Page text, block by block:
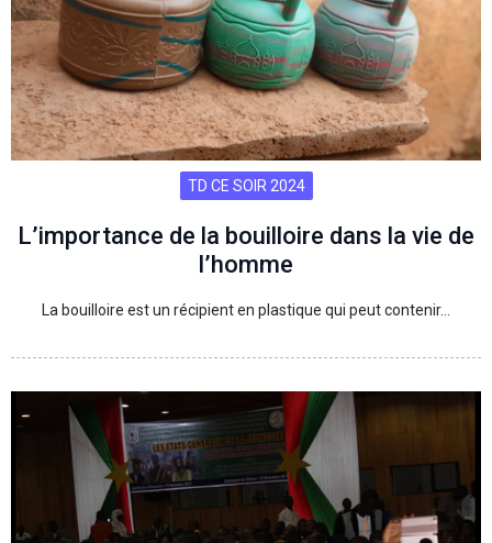
TD CE SOIR 2024
L’importance de la bouilloire dans la vie de
l’homme
La bouilloire est un récipient en plastique qui peut contenir…